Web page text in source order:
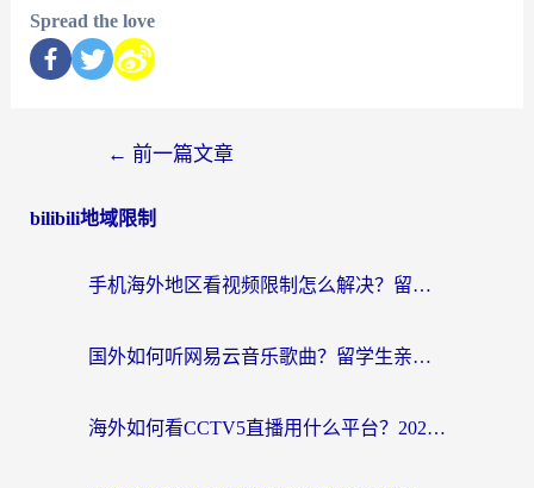
Spread the love
← 前一篇文章
bilibili地域限制
手机海外地区看视频限制怎么解决？留学生亲测有效的回国加速器指南
国外如何听网易云音乐歌曲？留学生亲测有效的回国加速方案
海外如何看CCTV5直播用什么平台？2026最新指南：看欧洲杯、中超、奥运不再卡